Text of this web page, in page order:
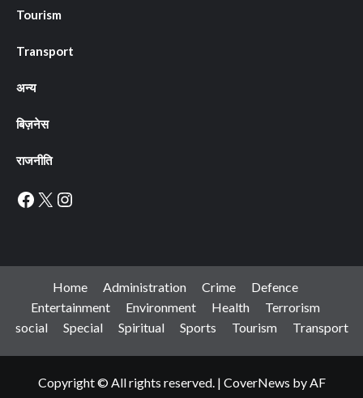
Tourism
Transport
अन्य
बिज़नेस
राजनीति
Facebook
X Instagram
Home Administration Crime
Defence
Entertainment
Environment Health
Terrorism
social
Special Spiritual Sports Tourism Transport
Copyright © All rights reserved. | CoverNews by AF